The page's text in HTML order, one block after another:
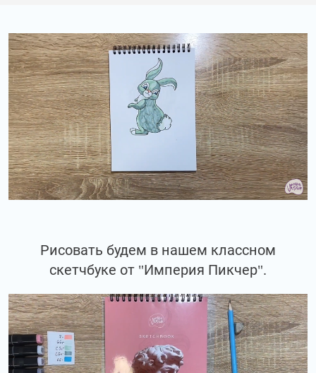
Рисовать будем в нашем классном
скетчбуке от "Империя Пикчер".